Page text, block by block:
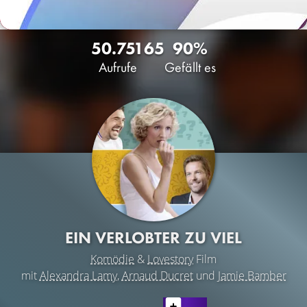
50.751
Aufrufe
65 90%
Gefällt es
EIN VERLOBTER ZU VIEL
Komödie & LovestoryFilm
mitAlexandra Lamy,Arnaud Ducretund Jamie Bamber